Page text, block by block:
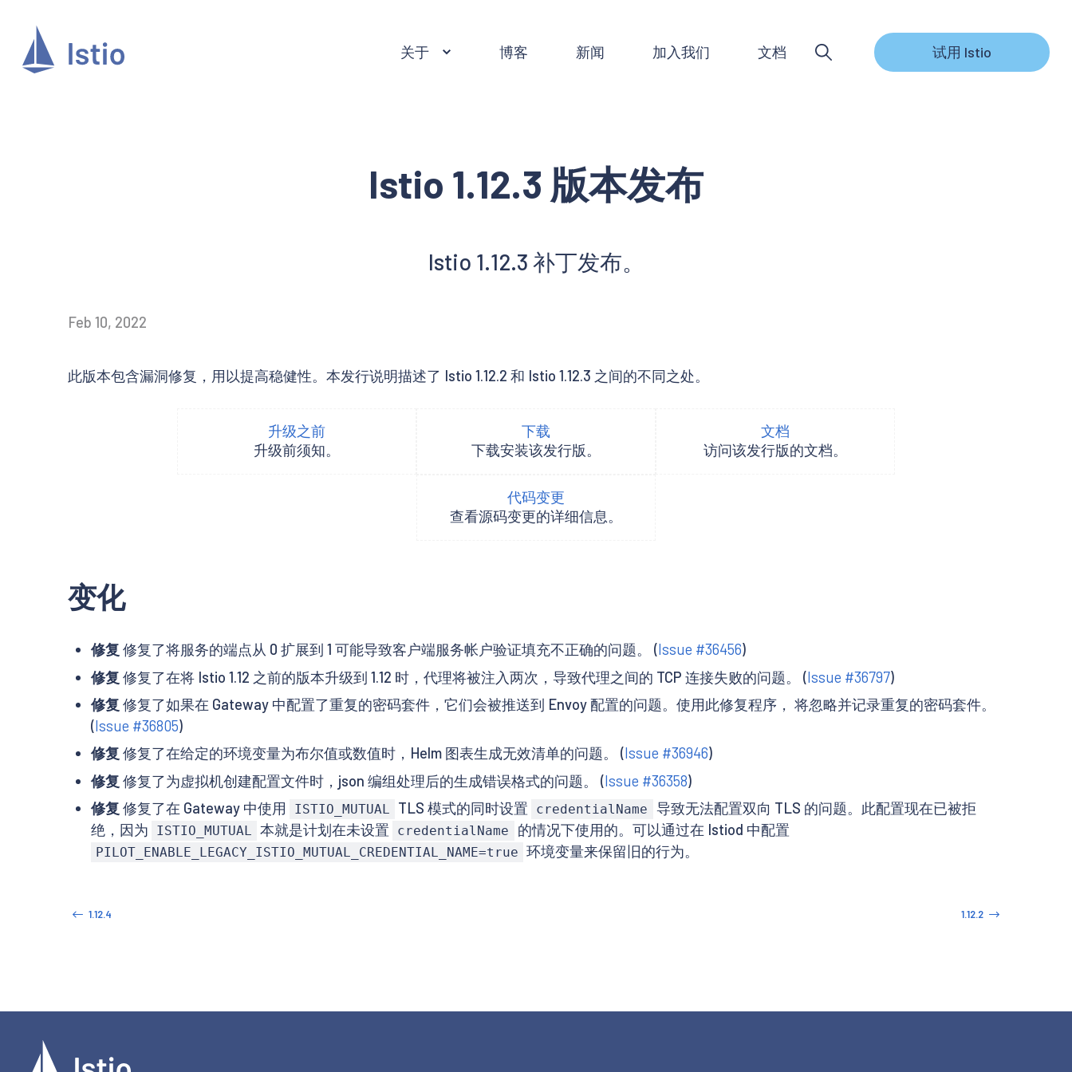
关于 博客 新闻 加入我们 文档 试用 Istio
Istio 1.12.3 版本发布
Istio 1.12.3 补丁发布。
Feb 10, 2022
此版本包含漏洞修复，用以提高稳健性。本发行说明描述了 Istio 1.12.2 和 Istio 1.12.3 之间的不同之处。
升级之前
升级前须知。
下载
下载安装该发行版。
文档
访问该发行版的文档。
代码变更
查看源码变更的详细信息。
变化
修复 修复了将服务的端点从 0 扩展到 1 可能导致客户端服务帐户验证填充不正确的问题。 (Issue #36456)
修复 修复了在将 Istio 1.12 之前的版本升级到 1.12 时，代理将被注入两次，导致代理之间的 TCP 连接失败的问题。 (Issue #36797)
修复 修复了如果在 Gateway 中配置了重复的密码套件，它们会被推送到 Envoy 配置的问题。使用此修复程序， 将忽略并记录重复的密码套件。
(Issue #36805)
修复 修复了在给定的环境变量为布尔值或数值时，Helm 图表生成无效清单的问题。 (Issue #36946)
修复 修复了为虚拟机创建配置文件时，json 编组处理后的生成错误格式的问题。 (Issue #36358)
修复 修复了在 Gateway 中使用 ISTIO_MUTUAL TLS 模式的同时设置 credentialName
导致无法配置双向 TLS 的问题。此配置现在已被拒
绝，因为
ISTIO_MUTUAL 本就是计划在未设置 credentialName 的情况下使用的。可以通过在 Istiod 中配置
PILOT_ENABLE_LEGACY_ISTIO_MUTUAL_CREDENTIAL_NAME=true 环境变量来保留旧的行为。
1.12.4 1.12.2